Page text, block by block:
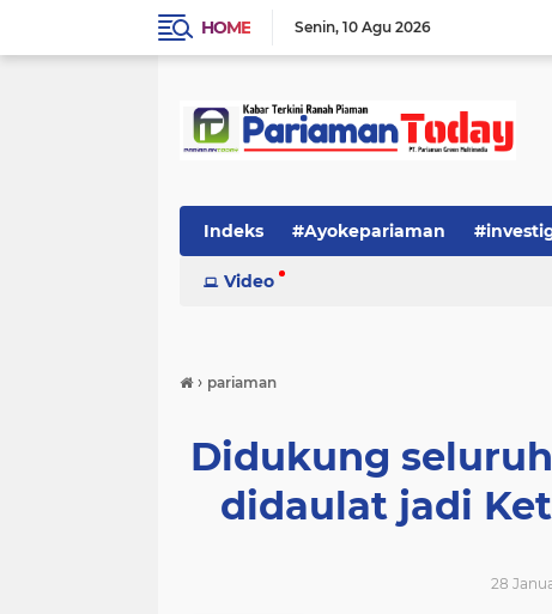
HOME Senin 10 Agu 2026
Indeks #Ayokepariaman
Video
› pariaman
Didukung
didaulat jadi
28